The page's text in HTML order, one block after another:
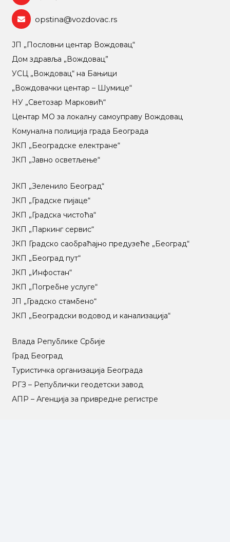
opstina@vozdovac.rs
ЈП „Пословни центар Вождовац“
Дом здравља „Вождовац”
УСЦ „Вождовац“ на Бањици
„Вождовачки центар – Шумице“
НУ „Светозар Марковић“
Центар МO за локалну самоуправу Вождовац
Комунална полиција града Београда
ЈКП „Београдске електране“
ЈКП „Јавно осветљење“
ЈКП „Зеленило Београд“
ЈКП „Градске пијаце“
ЈКП „Градска чистоћа“
ЈКП „Паркинг сервис“
ЈКП Градско саобраћајно предузеће „Београд“
ЈКП „Београд пут“
ЈКП „Инфостан“
ЈКП „Погребне услуге“
ЈП „Градско стамбено“
ЈКП „Београдски водовод и канализација“
Влада Републике Србије
Град Београд
Туристичка организација Београда
РГЗ – Републички геодетски завод
АПР – Агенција за привредне регистре